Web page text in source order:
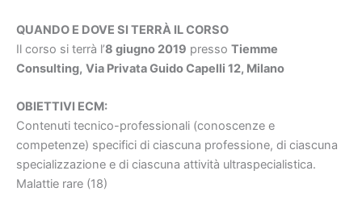
QUANDO E DOVE SI TERRÀ IL CORSO
Il corso si terrà l’8 giugno 2019 presso Tiemme
Consulting, Via Privata Guido Capelli 12, Milano
OBIETTIVI ECM:
Contenuti tecnico-professionali (conoscenze e
competenze) specifici di ciascuna professione, di ciascuna
specializzazione e di ciascuna attività ultraspecialistica.
Malattie rare (18)